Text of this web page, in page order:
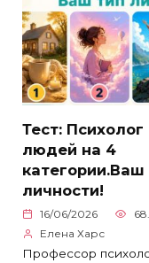
Тест:
людей на 4
категории.Ваш
личности!
16/06/2026
Елена Харс
Профессор